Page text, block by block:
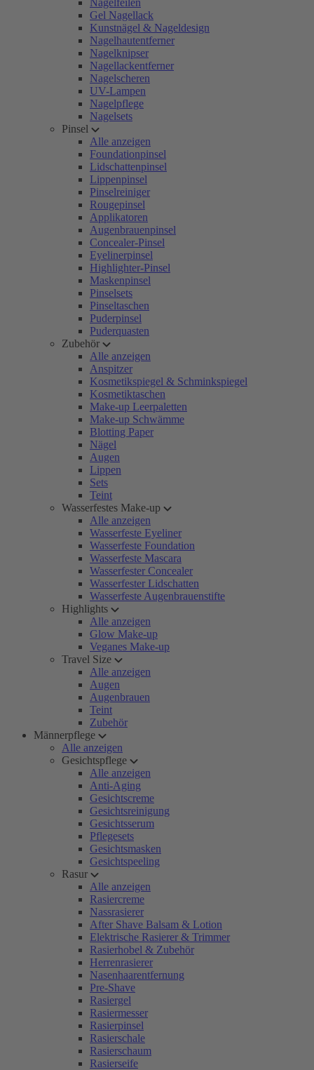
Nagelfeilen
Gel Nagellack
Kunstnägel & Nageldesign
Nagelhautentferner
Nagelknipser
Nagellackentferner
Nagelscheren
UV-Lampen
Nagelpflege
Nagelsets
Pinsel
Alle anzeigen
Foundationpinsel
Lidschattenpinsel
Lippenpinsel
Pinselreiniger
Rougepinsel
Applikatoren
Augenbrauenpinsel
Concealer-Pinsel
Eyelinerpinsel
Highlighter-Pinsel
Maskenpinsel
Pinselsets
Pinseltaschen
Puderpinsel
Puderquasten
Zubehör
Alle anzeigen
Anspitzer
Kosmetikspiegel & Schminkspiegel
Kosmetiktaschen
Make-up Leerpaletten
Make-up Schwämme
Blotting Paper
Nägel
Augen
Lippen
Sets
Teint
Wasserfestes Make-up
Alle anzeigen
Wasserfeste Eyeliner
Wasserfeste Foundation
Wasserfeste Mascara
Wasserfester Concealer
Wasserfester Lidschatten
Wasserfeste Augenbrauenstifte
Highlights
Alle anzeigen
Glow Make-up
Veganes Make-up
Travel Size
Alle anzeigen
Augen
Augenbrauen
Teint
Zubehör
Männerpflege
Alle anzeigen
Gesichtspflege
Alle anzeigen
Anti-Aging
Gesichtscreme
Gesichtsreinigung
Gesichtsserum
Pflegesets
Gesichtsmasken
Gesichtspeeling
Rasur
Alle anzeigen
Rasiercreme
Nassrasierer
After Shave Balsam & Lotion
Elektrische Rasierer & Trimmer
Rasierhobel & Zubehör
Herrenrasierer
Nasenhaarentfernung
Pre-Shave
Rasiergel
Rasiermesser
Rasierpinsel
Rasierschale
Rasierschaum
Rasierseife